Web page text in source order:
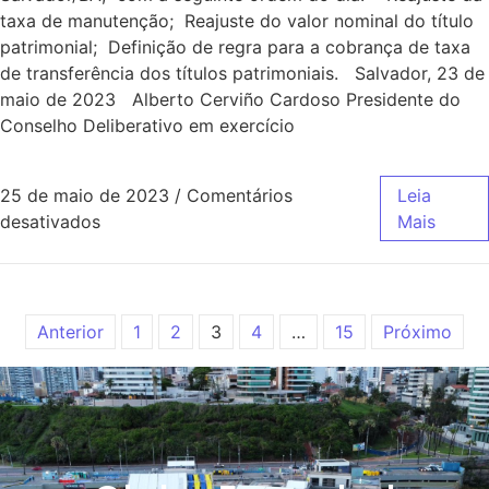
taxa de manutenção; Reajuste do valor nominal do título
patrimonial; Definição de regra para a cobrança de taxa
de transferência dos títulos patrimoniais. Salvador, 23 de
maio de 2023 Alberto Cerviño Cardoso Presidente do
Conselho Deliberativo em exercício
25 de maio de 2023 / Comentários
desativados
Leia
Mais
Anterior 1 2 3 4 … 15 Próximo